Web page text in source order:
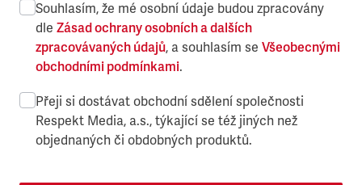
Souhlasím, že mé osobní údaje budou zpracovány
dle Zásad ochrany osobních a dalších
zpracovávaných údajů, a souhlasím se Všeobecnými
obchodními podmínkami.
Přeji si dostávat obchodní sdělení společnosti
Respekt Media, a.s., týkající se též jiných než
objednaných či obdobných produktů.